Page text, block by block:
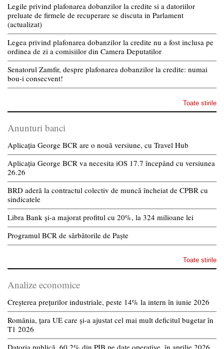
Legile privind plafonarea dobanzilor la credite si a datoriilor
preluate de firmele de recuperare se discuta in Parlament
(actualizat)
Legea privind plafonarea dobanzilor la credite nu a fost inclusa pe
ordinea de zi a comisiilor din Camera Deputatilor
Senatorul Zamfir, despre plafonarea dobanzilor la credite: numai
bou-i consecvent!
Toate stirile
Anunturi banci
Aplicația George BCR are o nouă versiune, cu Travel Hub
Aplicația George BCR va necesita iOS 17.7 începând cu versiunea
26.26
BRD aderă la contractul colectiv de muncă încheiat de CPBR cu
sindicatele
Libra Bank și-a majorat profitul cu 20%, la 324 milioane lei
Programul BCR de sărbătorile de Paște
Toate stirile
Analize economice
Creșterea prețurilor industriale, peste 14% la intern în iunie 2026
România, țara UE care și-a ajustat cel mai mult deficitul bugetar în
T1 2026
Datoria publică, 60,2% din PIB pe date operative, în aprilie 2026